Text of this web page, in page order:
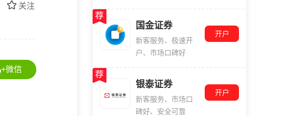
关注
+微信
国金证券
新客服务、极速开
户、市场口碑好
开户
银泰证券
新客服务、市场口
碑好、安全可靠
开户